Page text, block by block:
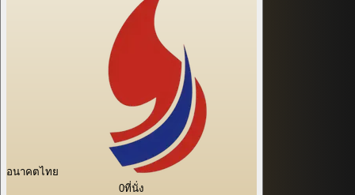
อนาคตไทย
0ที่นั่ง